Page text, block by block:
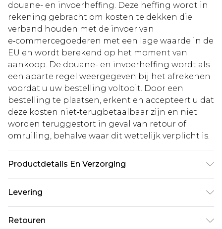
douane- en invoerheffing. Deze heffing wordt in
rekening gebracht om kosten te dekken die
verband houden met de invoer van
e‑commercegoederen met een lage waarde in de
EU en wordt berekend op het moment van
aankoop. De douane- en invoerheffing wordt als
een aparte regel weergegeven bij het afrekenen
voordat u uw bestelling voltooit. Door een
bestelling te plaatsen, erkent en accepteert u dat
deze kosten niet‑terugbetaalbaar zijn en niet
worden teruggestort in geval van retour of
omruiling, behalve waar dit wettelijk verplicht is.
Productdetails En Verzorging
Machinewas. Model draagt maat M
Levering
Standaardlevering Nederland
€5.99
Retouren